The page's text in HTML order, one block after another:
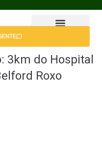
3km do Hospital
Roxo